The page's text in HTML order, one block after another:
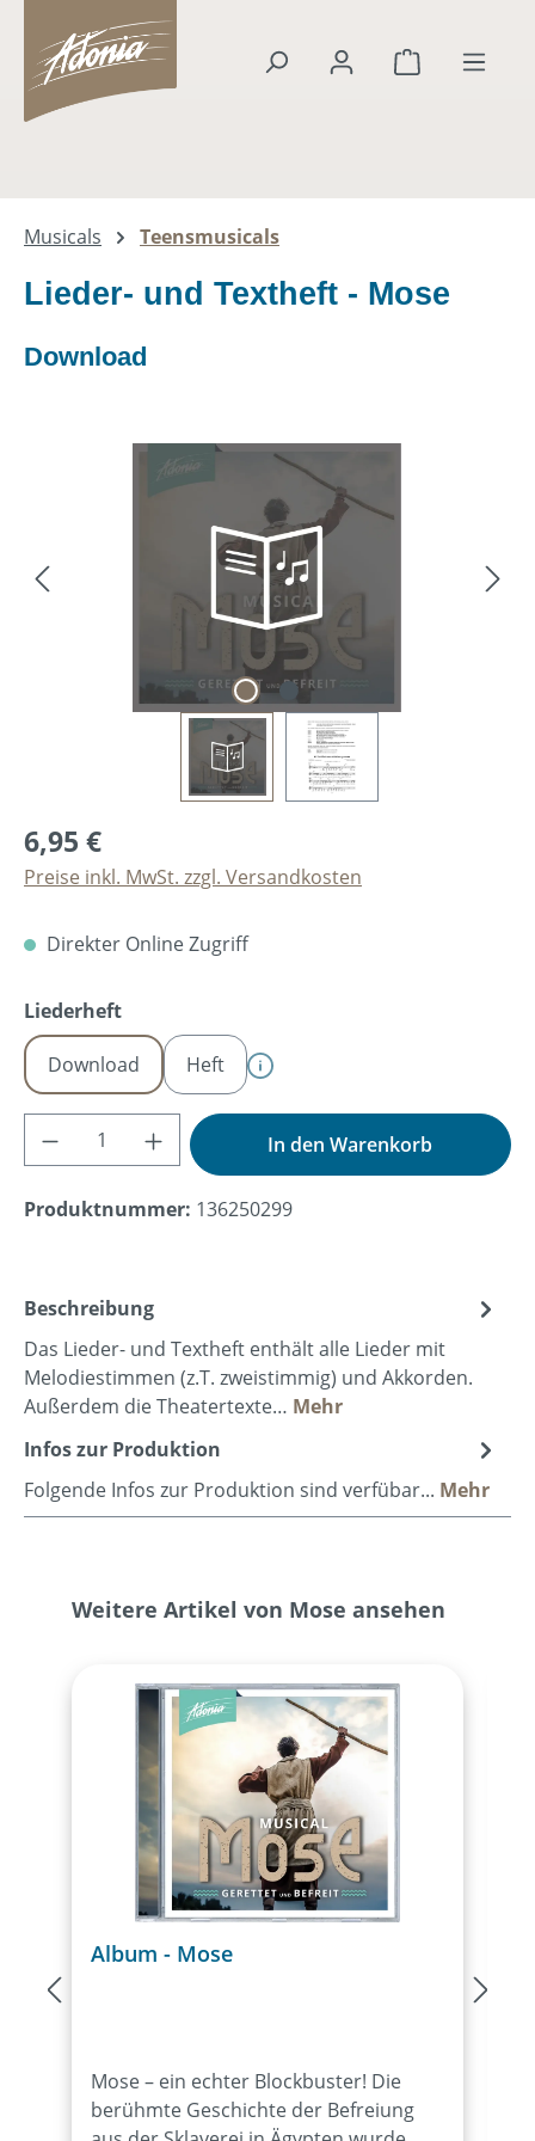
springen
Warenkorb
Musicals Teensmusicals
Lieder- und Textheft - Mose
Download
Bildergalerie überspringen
6,95 €
Preise inkl. MwSt. zzgl. Versandkosten
Direkter Online Zugriff
Liederheftauswählen
Download Heft
Produkt Anzahl: Gib den gewünschten
In den Warenkorb
Produktnummer: 136250299
Beschreibung
Das Lieder- und Textheft enthält alle Lieder mit
Melodiestimmen (z.T. zweistimmig) und Akkorden.
Außerdem die Theatertexte… Mehr
Infos zur Produktion
Folgende Infos zur Produktion sind verfübar... Mehr
Produktgalerie überspringen
Weitere Artikel von Mose ansehen
Album - Mose
Mose – ein echter Blockbuster! Die
berühmte Geschichte der Befreiung